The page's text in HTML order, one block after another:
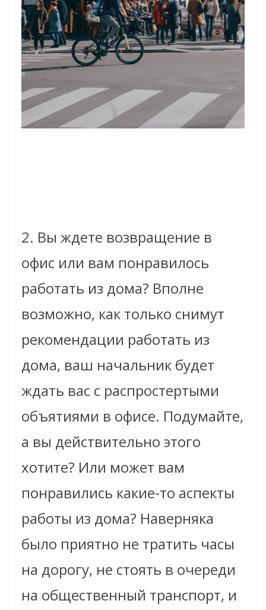
2. Вы ждете возвращение в
офис или вам понравилось
работать из дома? Вполне
возможно, как только снимут
рекомендации работать из
дома, ваш начальник будет
ждать вас с распростертыми
объятиями в офисе. Подумайте,
а вы действительно этого
хотите? Или может вам
понравились какие-то аспекты
работы из дома? Наверняка
было приятно не тратить часы
на дорогу, не стоять в очереди
на общественный транспорт, и